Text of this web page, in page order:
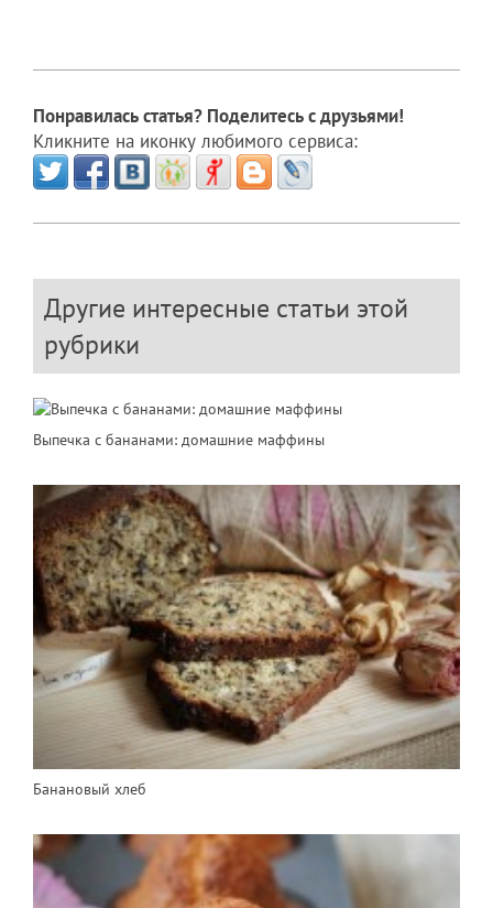
Понравилась статья? Поделитесь с друзьями!
Кликните на иконку любимого сервиса:
Другие интересные статьи этой
рубрики
Выпечка с бананами: домашние маффины
Банановый хлеб